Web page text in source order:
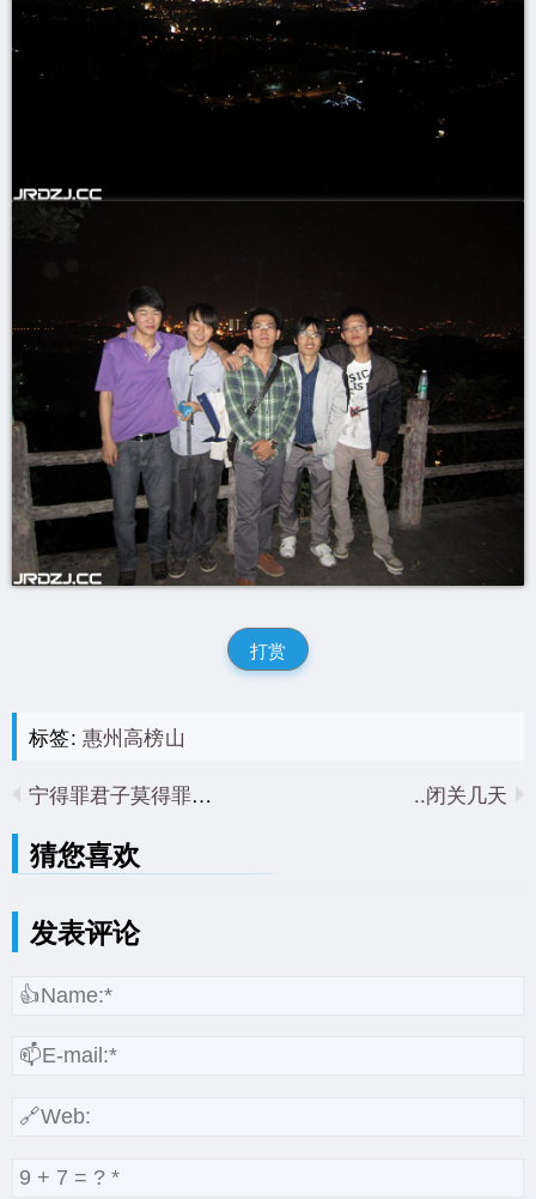
打赏
标签: 惠州高榜山
宁得罪君子莫得罪小人..
闭关几天..
猜您喜欢
发表评论